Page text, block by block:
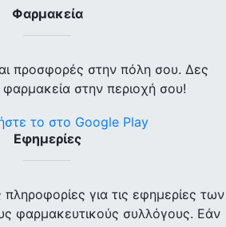
Φαρμακεία
προσφορές στην πόλη σου. Δες
στην περιοχή σου!
Εφημερίες
για τις εφημερίες των
φαρμακευτικούς συλλόγους. Εάν